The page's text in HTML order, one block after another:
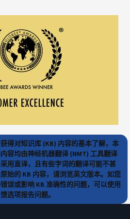
得对知识库 (KB) 内容的基本了解，本
容均由神经机器翻译 (NMT) 工具翻译
用直译，且有些字词的翻译可能不甚
始的 KB 内容，请浏览英文版本。如您
误或影响 KB 准确性的问题，可以使用
选项报告问题。